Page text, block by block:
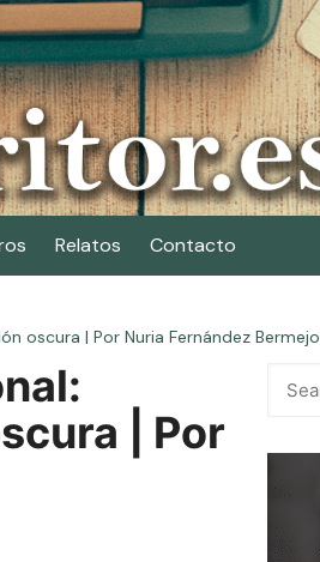
Relatos Contacto
oscura | Por Nuria Fernández Bermejo
| Por